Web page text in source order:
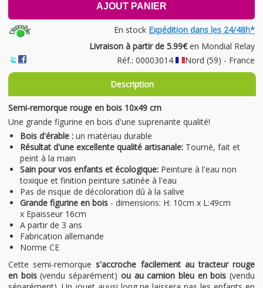
AJOUT PANIER
En stock Expédition dans les 24/48h*
Livraison à partir de 5.99€en Mondial Relay
Réf.: 00003014
Nord (59) - France
Description
Semi-remorque rouge en bois 10x49 cm
Une grande figurine en bois d'une suprenante qualité!
Bois d'érable : un matériau durable
Résultat d'une excellente qualité artisanale: Tourné, fait et
peint à la main
Sain pour vos enfants et écologique: Peinture à l'eau non
toxique et finition peinture satinée à l'eau
Pas de risque de décoloration dû à la salive
Grande figurine en bois - dimensions: H: 10cm x L:49cm
x Epaisseur 16cm
A partir de 3 ans
Fabrication allemande
Norme CE
Cette semi-remorques'accroche facilement au tracteur rouge
en bois(vendu séparément) ou au camion bleu en bois(vendu